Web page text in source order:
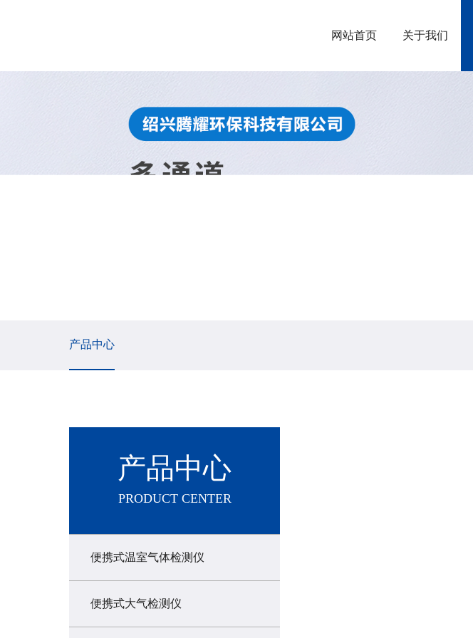
网站首页 关于我们
产品中心
产品中心
PRODUCT CENTER
便携式温室气体检测仪
便携式大气检测仪